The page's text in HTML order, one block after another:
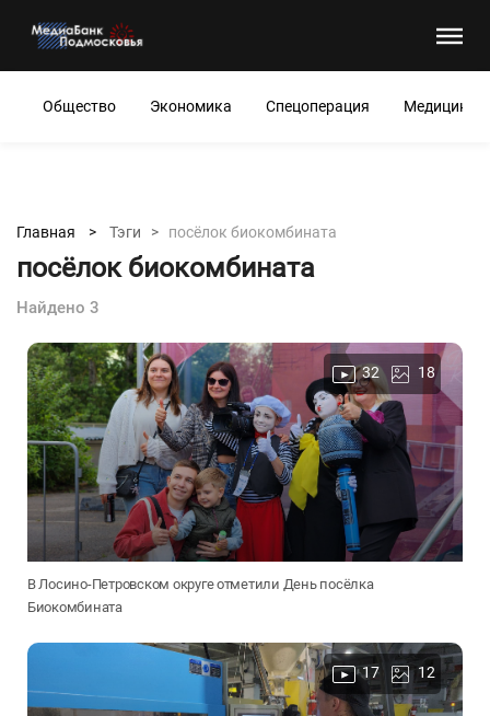
Общество Экономика Спецоперация Медицина
Главная > Тэги > посёлок биокомбината
посёлок биокомбината
Найдено 3
32 18
В Лосино-Петровском округе отметили День посёлка
Биокомбината
17 12